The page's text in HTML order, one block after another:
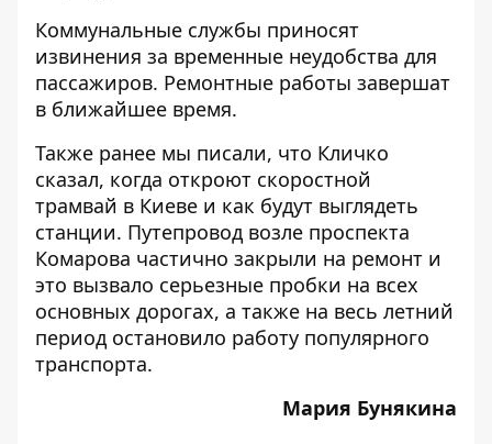
Коммунальные службы приносят
извинения за временные неудобства для
пассажиров. Ремонтные работы завершат
в ближайшее время.
Также ранее мы писали, что Кличко
сказал, когда откроют скоростной
трамвай в Киеве и как будут выглядеть
станции. Путепровод возле проспекта
Комарова частично закрыли на ремонт и
это вызвало серьезные пробки на всех
основных дорогах, а также на весь летний
период остановило работу популярного
транспорта.
Мария Бунякина